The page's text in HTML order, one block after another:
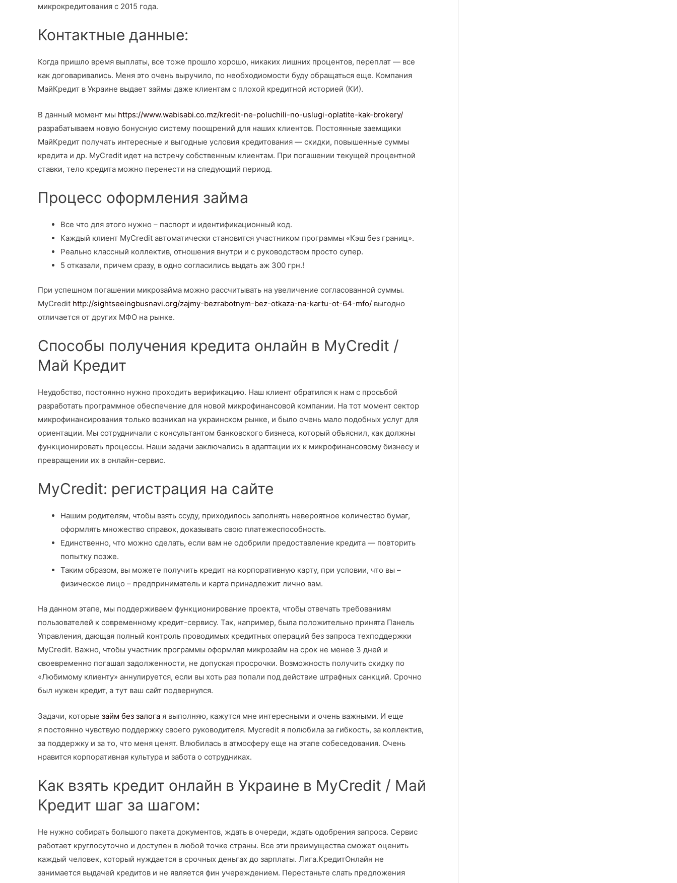
микрокредитования с 2015 года.
Контактные данные:
Когда пришло время выплаты, все тоже прошло хорошо, никаких лишних процентов, переплат — все
как договаривались. Меня это очень выручило, по необходиомости буду обращаться еще. Компания
МайКредит в Украине выдает займы даже клиентам с плохой кредитной историей (КИ).
В данный момент мы https://www.wabisabi.co.mz/kredit-ne-poluchili-no-uslugi-oplatite-kak-brokery/
разрабатываем новую бонусную систему поощрений для наших клиентов. Постоянные заемщики
МайКредит получать интересные и выгодные условия кредитования — скидки, повышенные суммы
кредита и др. MyCredit идет на встречу собственным клиентам. При погашении текущей процентной
ставки, тело кредита можно перенести на следующий период.
Процесс оформления займа
Все что для этого нужно – паспорт и идентификационный код.
Каждый клиент MyCredit автоматически становится участником программы «Кэш без границ».
Реально классный коллектив, отношения внутри и с руководством просто супер.
5 отказали, причем сразу, в одно согласились выдать аж 300 грн.!
При успешном погашении микрозайма можно рассчитывать на увеличение согласованной суммы.
MyCredit http://sightseeingbusnavi.org/zajmy-bezrabotnym-bez-otkaza-na-kartu-ot-64-mfo/ выгодно
отличается от других МФО на рынке.
Способы получения кредита онлайн в MyCredit /
Май Кредит
Неудобство, постоянно нужно проходить верификацию. Наш клиент обратился к нам с просьбой
разработать программное обеспечение для новой микрофинансовой компании. На тот момент сектор
микрофинансирования только возникал на украинском рынке, и было очень мало подобных услуг для
ориентации. Мы сотрудничали с консультантом банковского бизнеса, который объяснил, как должны
функционировать процессы. Наши задачи заключались в адаптации их к микрофинансовому бизнесу и
превращении их в онлайн-сервис.
MyCredit: регистрация на сайте
Нашим родителям, чтобы взять ссуду, приходилось заполнять невероятное количество бумаг,
оформлять множество справок, доказывать свою платежеспособность.
Единственно, что можно сделать, если вам не одобрили предоставление кредита — повторить
попытку позже.
Таким образом, вы можете получить кредит на корпоративную карту, при условии, что вы –
физическое лицо – предприниматель и карта принадлежит лично вам.
На данном этапе, мы поддерживаем функционирование проекта, чтобы отвечать требованиям
пользователей к современному кредит-сервису. Так, например, была положительно принята Панель
Управления, дающая полный контроль проводимых кредитных операций без запроса техподдержки
MyCredit. Важно, чтобы участник программы оформлял микрозайм на срок не менее 3 дней и
своевременно погашал задолженности, не допуская просрочки. Возможность получить скидку по
«Любимому клиенту» аннулируется, если вы хоть раз попали под действие штрафных санкций. Срочно
был нужен кредит, а тут ваш сайт подвернулся.
Задачи, которые займ без залога я выполняю, кажутся мне интересными и очень важными. И еще
я постоянно чувствую поддержку своего руководителя. Mycredit я полюбила за гибкость, за коллектив,
за поддержку и за то, что меня ценят. Влюбилась в атмосферу еще на этапе собеседования. Очень
нравится корпоративная культура и забота о сотрудниках.
Как взять кредит онлайн в Украине в MyCredit / Май
Кредит шаг за шагом:
Не нужно собирать большого пакета документов, ждать в очереди, ждать одобрения запроса. Сервис
работает круглосуточно и доступен в любой точке страны. Все эти преимущества сможет оценить
каждый человек, который нуждается в срочных деньгах до зарплаты. Лига.КредитОнлайн не
занимается выдачей кредитов и не является фин учереждением. Перестаньте слать предложения